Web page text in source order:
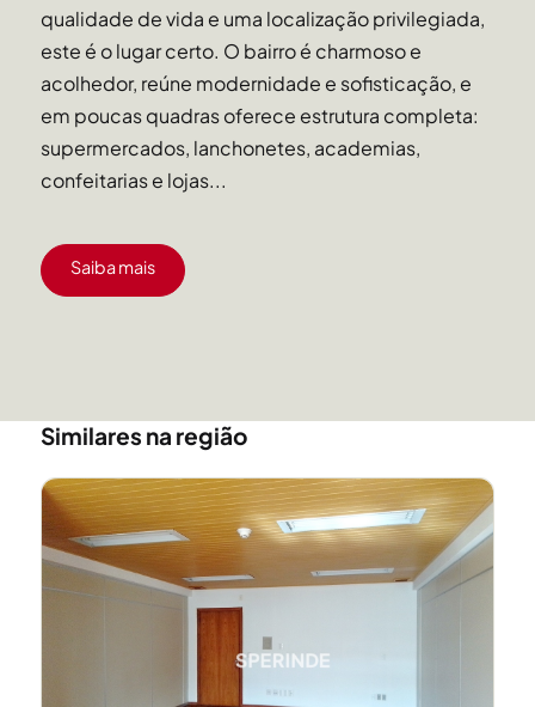
qualidade de vida e uma localização privilegiada,
este é o lugar certo. O bairro é charmoso e
acolhedor, reúne modernidade e sofisticação, e
em poucas quadras oferece estrutura completa:
supermercados, lanchonetes, academias,
confeitarias e lojas...
Saiba mais
Similares na região